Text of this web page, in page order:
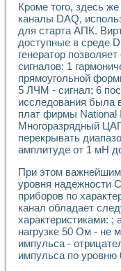
Установка
Метод
Система
Система
Кроме того, здесь
каналы DAQ,
для старта АПК.
доступные в среде
генератор
сигналов: 1
прямоугольной
5 ЛЧМ - сигнал; 6
исследования была
плат фирмы National
Многоразрядный
перекрывать
амплитуде от 1 мН
При этом важнейшим
уровня надежности
приборов по
канал обладает
характеристиками: ;
нагрузке 50 Ом - не
импульса -
импульса по уровню